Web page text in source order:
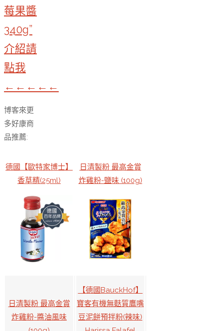
莓果醬
340g”
介紹請
點我
←←←←←
博客來更
多好康商
品推薦:
德國【歐特家博士】
香草精(25ml)
日清製粉 最高金賞
炸雞粉-鹽味 (100g)
日清製粉 最高金賞
炸雞粉-醬油風味
【德國BauckHof】
寶客有機無麩質鷹嘴
豆泥餅預拌粉(辣味)